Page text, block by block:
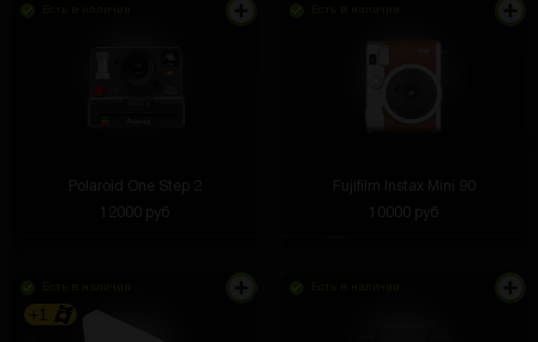
Polaroid One Step 2
12000 руб
Fujifilm Instax Mini 90
10000 руб
+1